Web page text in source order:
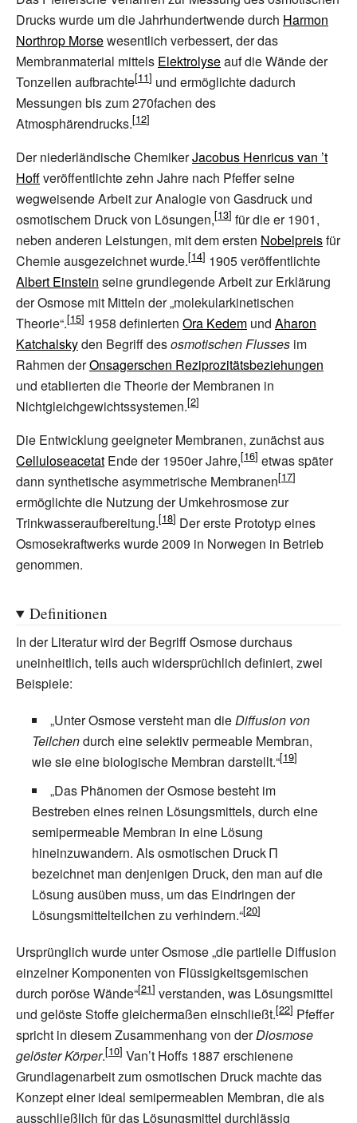
Drucks wurde um die Jahrhundertwende durch Harmon
Northrop Morsewesentlich verbessert, der das
Membranmaterial mittels Elektrolyseauf die Wände der
Tonzellen aufbrachte
und ermöglichte dadurch
Messungen bis zum 270fachen des
Atmosphärendrucks.
Der niederländische ChemikerJacobus Henricus van ’t
Hoffveröffentlichte zehn Jahre nach Pfeffer seine
wegweisende Arbeit zur Analogie von Gasdruck und
osmotischem Druck von Lösungen,
für die er 1901,
neben anderen Leistungen, mit dem ersten Nobelpreisfür
Chemie ausgezeichnet wurde.
1905 veröffentlichte
Albert Einstein seine grundlegende Arbeit zur Erklärung
der Osmose mit Mitteln der „molekularkinetischen
Theorie“.
1958 definierten Ora Kedem und Aharon
Katchalskyden Begriff desosmotischen Flusses im
Rahmen derOnsagerschen Reziprozitätsbeziehungen
und etablierten die Theorie der Membranen in
Nichtgleichgewichtssystemen.
Die Entwicklung geeigneter Membranen, zunächst aus
Celluloseacetat Ende der 1950er Jahre,
etwas später
dann synthetische asymmetrische Membranen
ermöglichte die Nutzung der Umkehrosmose zur
Trinkwasseraufbereitung.
Der erste Prototyp eines
Osmosekraftwerks wurde 2009 in Norwegen in Betrieb
genommen.
Definitionen
In der Literatur wird der Begriff Osmose durchaus
uneinheitlich, teils auch widersprüchlich definiert, zwei
Beispiele:
„Unter Osmose versteht man die Diffusion von
Teilchendurch eine selektiv permeable Membran,
wie sie eine biologische Membran darstellt.“
„Das Phänomen der Osmose besteht im
Bestreben eines reinen Lösungsmittels, durch eine
semipermeable Membran in eine Lösung
hineinzuwandern. Als osmotischen Druck Π
bezeichnet man denjenigen Druck, den man auf die
Lösung ausüben muss, um das Eindringen der
Lösungsmittelteilchen zu verhindern.“
Ursprünglich wurde unter Osmose „die partielle Diffusion
einzelner Komponenten von Flüssigkeitsgemischen
durch poröse Wände“
verstanden, was Lösungsmittel
und gelöste Stoffe gleichermaßen einschließt.
Pfeffer
spricht in diesem Zusammenhang von derDiosmose
gelöster Körper.
Van’t Hoffs 1887 erschienene
Grundlagenarbeit zum osmotischen Druck machte das
Konzept einer ideal semipermeablen Membran, die als
ausschließlich für das Lösungsmittel durchlässig